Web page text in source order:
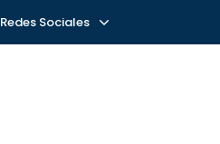
Redes Sociales